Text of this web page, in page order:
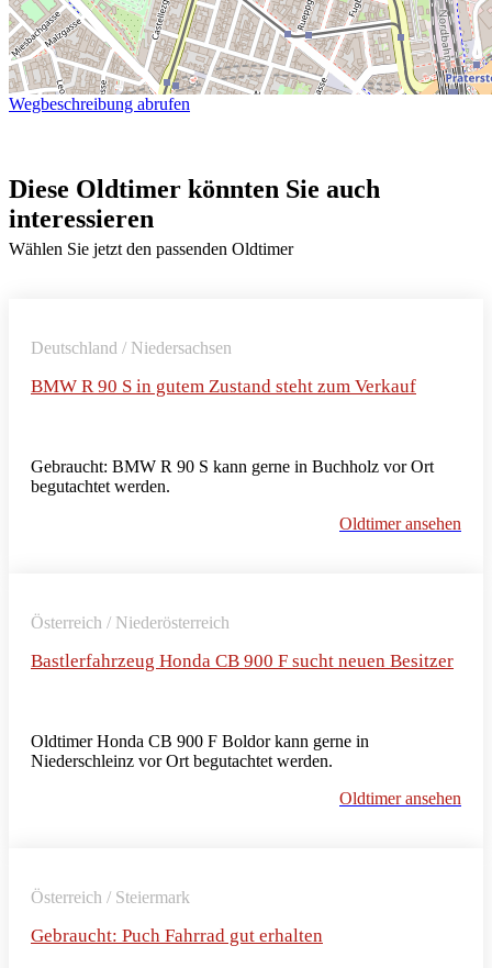
Wegbeschreibung abrufen
Diese Oldtimer könnten Sie auch
interessieren
Wählen Sie jetzt den passenden Oldtimer
Deutschland / Niedersachsen
BMW R 90 S in gutem Zustand steht zum Verkauf
Gebraucht: BMW R 90 S kann gerne in Buchholz vor Ort
begutachtet werden.
Oldtimer ansehen
Österreich / Niederösterreich
Bastlerfahrzeug Honda CB 900 F sucht neuen Besitzer
Oldtimer Honda CB 900 F Boldor kann gerne in
Niederschleinz vor Ort begutachtet werden.
Oldtimer ansehen
Österreich / Steiermark
Gebraucht: Puch Fahrrad gut erhalten